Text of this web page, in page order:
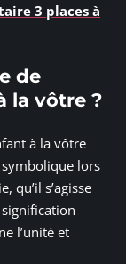
3 places à
de
la vôtre ?
à la vôtre
lors
qu’il s’agisse
l’unité et